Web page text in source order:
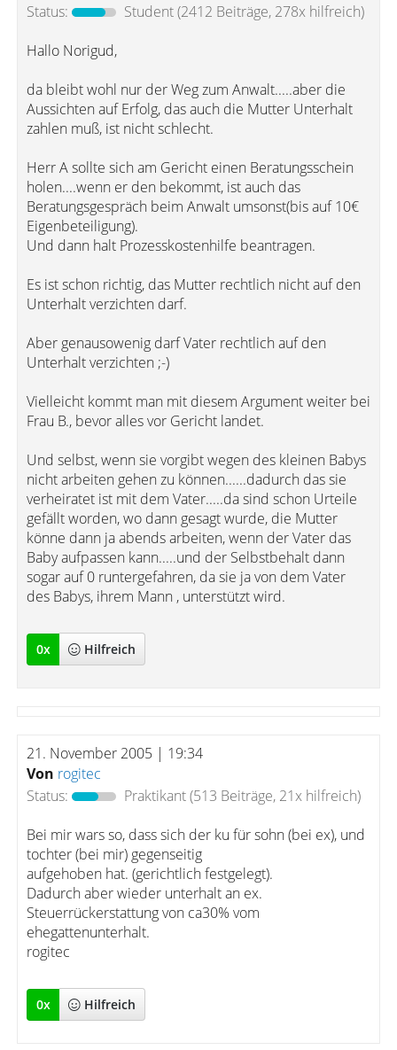
Status:
Student(2412 Beiträge, 278x hilfreich)
Hallo Norigud,
da bleibt wohl nur der Weg zum Anwalt.....aber die
Aussichten auf Erfolg, das auch die Mutter Unterhalt
zahlen muß, ist nicht schlecht.
Herr A sollte sich am Gericht einen Beratungsschein
holen....wenn er den bekommt, ist auch das
Beratungsgespräch beim Anwalt umsonst(bis auf 10€
Eigenbeteiligung).
Und dann halt Prozesskostenhilfe beantragen.
Es ist schon richtig, das Mutter rechtlich nicht auf den
Unterhalt verzichten darf.
Aber genausowenig darf Vater rechtlich auf den
Unterhalt verzichten ;-)
Vielleicht kommt man mit diesem Argument weiter bei
Frau B., bevor alles vor Gericht landet.
Und selbst, wenn sie vorgibt wegen des kleinen Babys
nicht arbeiten gehen zu können......dadurch das sie
verheiratet ist mit dem Vater.....da sind schon Urteile
gefällt worden, wo dann gesagt wurde, die Mutter
könne dann ja abends arbeiten, wenn der Vater das
Baby aufpassen kann.....und der Selbstbehalt dann
sogar auf 0 runtergefahren, da sie ja von dem Vater
des Babys, ihrem Mann , unterstützt wird.
0x Hilfreich
21. November 2005 | 19:34
Von rogitec
Status:
Praktikant(513 Beiträge, 21x hilfreich)
Bei mir wars so, dass sich der ku für sohn (bei ex), und
tochter (bei mir) gegenseitig
aufgehoben hat. (gerichtlich festgelegt).
Dadurch aber wieder unterhalt an ex.
Steuerrückerstattung von ca30% vom
ehegattenunterhalt.
rogitec
0x Hilfreich